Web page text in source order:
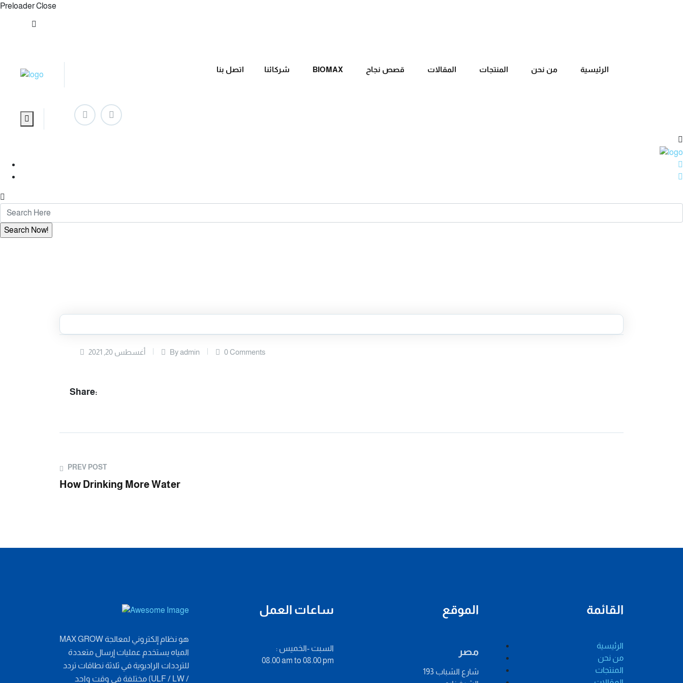
Preloader Close
الرئيسية من نحن المنتجات المقالات قصص نجاح BIOMAX شركائنا اتصل بنا
أغسطس 20, 2021 By admin 0 Comments
Share:
PREV POST
How Drinking More Water
MAX GROW هو نظام إلكتروني لمعالجة
المياه يستخدم عمليات إرسال متعددة
للترددات الراديوية في ثلاثة نطاقات تردد
مختلفة في وقت واحد (ULF / LW /
ساعات العمل
: السبت -الخميس
08.00 am to 08.00 pm
الموقع
مصر
شارع الشباب 193
القائمة
الرئيسية
من نحن
المنتجات